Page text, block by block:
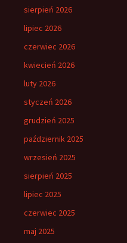
sierpień 2026
lipiec 2026
czerwiec 2026
kwiecień 2026
luty 2026
styczeń 2026
grudzień 2025
październik 2025
wrzesień 2025
sierpień 2025
lipiec 2025
czerwiec 2025
maj 2025